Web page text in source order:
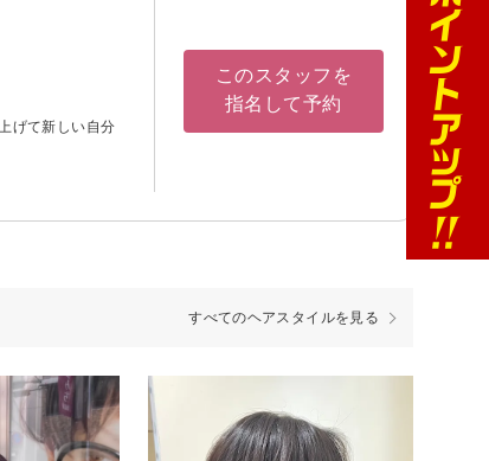
げて新しい自分
このスタッフを
指名して予約
すべてのヘアスタイルを見る